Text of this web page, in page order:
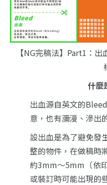
【NG完稿法】Part1：
什麼
出血源自英文的
意， 也有瀰漫、滲出
設出血是為了避免發
整的物件， 在做稿時
約3mm～5mm（依
或裝訂時可能出現的